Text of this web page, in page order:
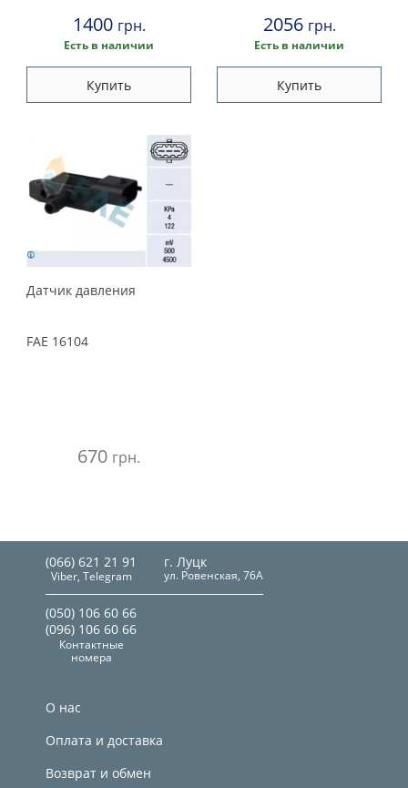
1400 грн.
Есть в наличии
Купить
2056 грн.
Есть в наличии
Купить
Датчик давления
FAE 16104
670 грн.
(066) 621 21 91
Viber, Telegram
г. Луцк
ул. Ровенская, 76А
(050) 106 60 66
(096) 106 60 66
Контактные
номера
О нас
Оплата и доставка
Возврат и обмен